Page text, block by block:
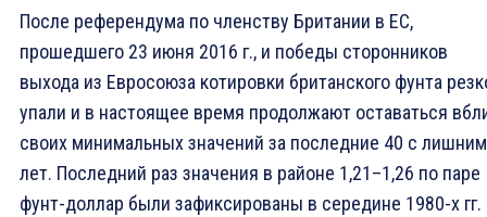
После референдума по членству Британии в ЕС,
прошедшего 23 июня 2016 г., и победы сторонников
выхода из Евросоюза котировки британского фунта
упали и в настоящее время продолжают оставаться
своих минимальных значений за последние 40 с лишним
лет. Последний раз значения в районе 1,21–1,26 по паре
фунт-доллар были зафиксированы в середине 1980-х гг.